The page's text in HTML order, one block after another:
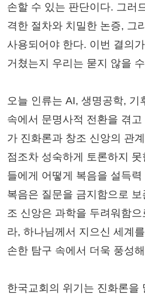
손할 수 있는 판단이다. 그러
격한 절차와 치밀한 논증, 그
사용되어야 한다. 이번 결의
거쳤는지 우리는 묻지 않을
오늘 인류는 AI, 생명공학, 기
속에서 문명사적 전환을 겪
가 진화론과 창조 신앙의 관
점조차 성숙하게 토론하지
들에게 어떻게 복음을 설득
복음은 질문을 금지함으로
조 신앙은 과학을 두려워함으
라, 하나님께서 지으신 세계
손한 탐구 속에서 더욱 풍성
한국교회의 위기는 진화론을